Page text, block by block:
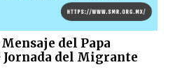
del Papa
Jornada del Migrante